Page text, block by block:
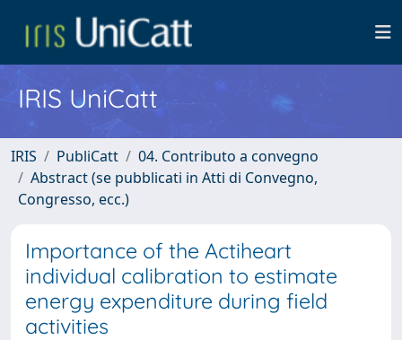
IRIS UniCatt
IRIS PubliCatt
04. Contributo a convegno
Abstract (se pubblicati in Atti di Convegno,
Congresso, ecc.)
Importance of the Actiheart
individual calibration to estimate
energy expenditure during field
activities